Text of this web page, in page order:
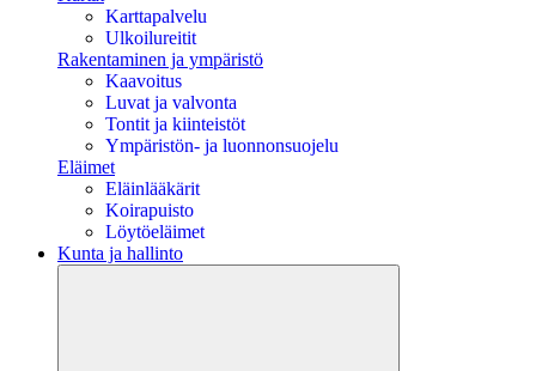
Karttapalvelu
Ulkoilureitit
Rakentaminen ja ympäristö
Kaavoitus
Luvat ja valvonta
Tontit ja kiinteistöt
Ympäristön- ja luonnonsuojelu
Eläimet
Eläinlääkärit
Koirapuisto
Löytöeläimet
Kunta ja hallinto